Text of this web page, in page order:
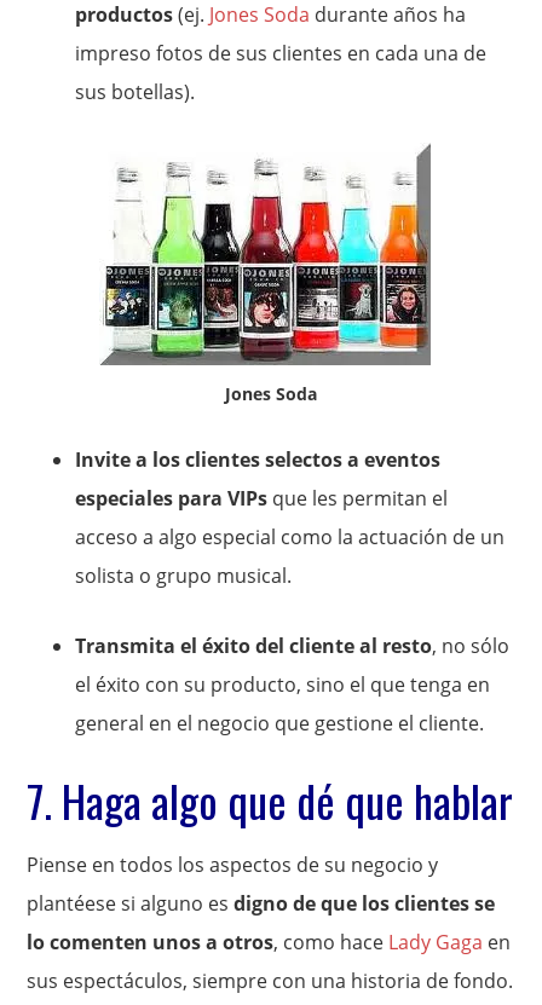
productos(ej. Jones Soda durante años ha
impreso fotos de sus clientes en cada una de
sus botellas).
Jones Soda
Invite a los clientes selectos a eventos
especiales para VIPs que les permitan el
acceso a algo especial como la actuación de un
solista o grupo musical.
Transmita el éxito del cliente al resto, no sólo
el éxito con su producto, sino el que tenga en
general en el negocio que gestione el cliente.
7. Haga algo que dé que hablar
Piense en todos los aspectos de su negocio y
plantéese si alguno esdigno de que los clientes se
lo comenten unos a otros, como hace Lady Gaga en
sus espectáculos, siempre con una historia de fondo.